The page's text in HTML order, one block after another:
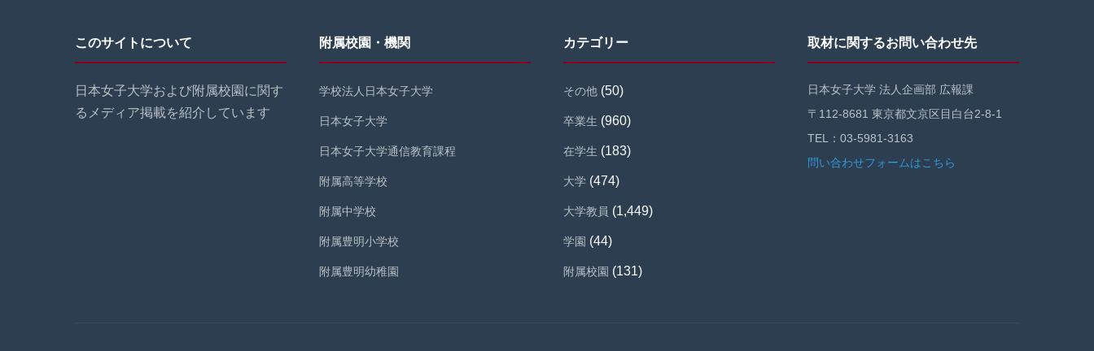
このサイトについて
日本女子大学および附属校園に関す
るメディア掲載を紹介しています
附属校園・機関
学校法人日本女子大学
日本女子大学
日本女子大学通信教育課程
附属高等学校
附属中学校
附属豊明小学校
附属豊明幼稚園
カテゴリー
その他 (50)
卒業生 (960)
在学生 (183)
大学 (474)
大学教員 (1,449)
学園 (44)
附属校園 (131)
取材に関するお問い合わせ先
日本女子大学 法人企画部 広報課
〒112-8681 東京都文京区目白台2-8-1
TEL：03-5981-3163
問い合わせフォームはこちら